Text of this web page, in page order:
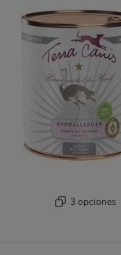
3 opciones